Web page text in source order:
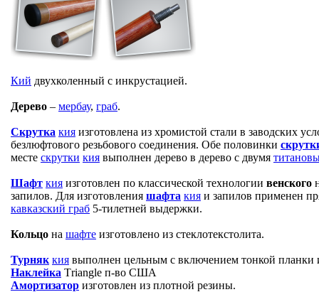
Кий двухколенный с инкрустацией.
Дерево – мербау, граб.
Скрутка кия изготовлена из хромистой стали в заводских
безлюфтового резьбового соединения. Обе половинки
месте скрутки кия выполнен дерево в дерево с двумя
Шафт кия изготовлен по классической технологии венского
запилов. Для изготовления шафта кия и запилов применен
кавказский граб 5-тилетней выдержки.
Кольцо на шафте изготовлено из стеклотекстолита.
Турняк кия выполнен цельным с включением тонкой планки
Наклейка Triangle п-во США
Амортизатор изготовлен из плотной резины.